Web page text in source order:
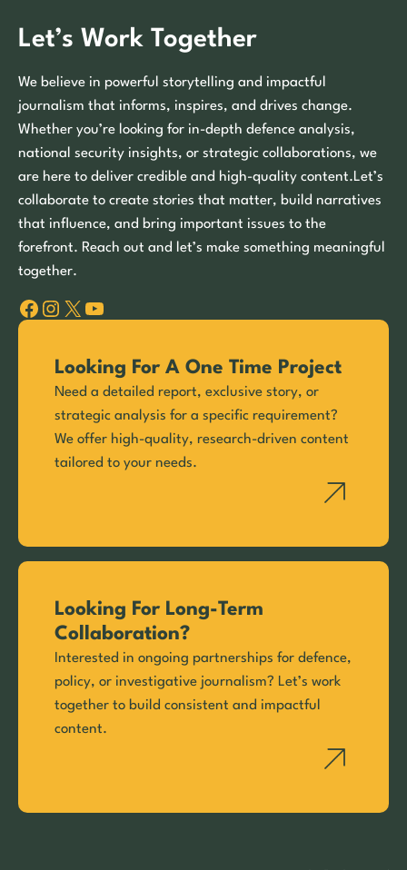
Let’s Work Together
We believe in powerful storytelling and impactful
journalism that informs, inspires, and drives change.
Whether you’re looking for in-depth defence analysis,
national security insights, or strategic collaborations, we
are here to deliver credible and high-quality content.Let’s
collaborate to create stories that matter, build narratives
that influence, and bring important issues to the
forefront. Reach out and let’s make something meaningful
together.
Facebook Instagram X YouTube
Looking For A One Time Project
Need a detailed report, exclusive story, or
strategic analysis for a specific requirement?
We offer high-quality, research-driven content
tailored to your needs.
Looking For Long-Term
Collaboration?
Interested in ongoing partnerships for defence,
policy, or investigative journalism? Let’s work
together to build consistent and impactful
content.